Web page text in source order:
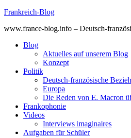
Skip
content
Frankreich-Blog
www.france-blog.info – Deutsch-
Blog
Aktuelles auf unserem Blog
Konzept
Politik
Deutsch-französische
Europa
Die Reden von E. Macron
Frankophonie
Videos
Interviews imaginaires
Aufgaben für Schüler